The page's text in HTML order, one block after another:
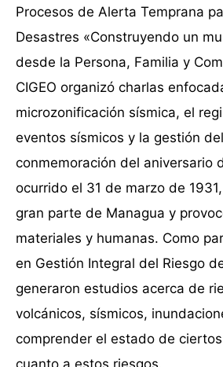
Procesos de Alerta Temprana
Desastres «Construyendo un
desde la Persona, Familia y
CIGEO organizó charlas
microzonificación sísmica, el
eventos sísmicos y la gestión
conmemoración del aniversario
ocurrido el 31 de marzo de
gran parte de Managua y
materiales y humanas. Como
en Gestión Integral del Riesgo
generaron estudios acerca de
volcánicos, sísmicos,
comprender el estado de
cuanto a estos riesgos.